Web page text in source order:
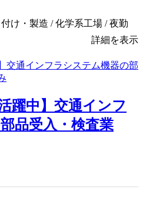
け・製造 / 化学系工場 / 夜勤
詳細を表示
躍中】交通インフ
品受入・検査業